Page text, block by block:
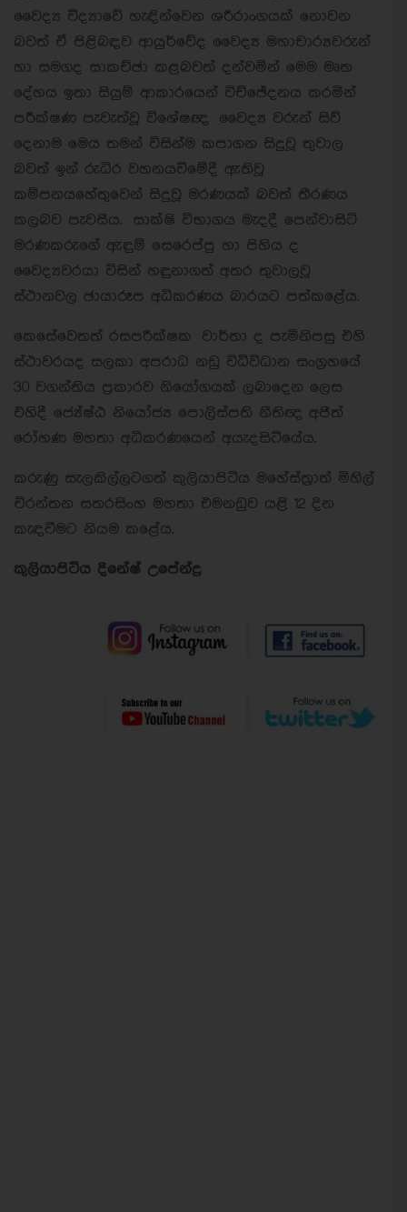
වෛද්‍ය විද්‍යාවේ හැඳින්වෙන ශරීරාංගයක් නොවන
බවත් ඒ පිළිබඳව ආයුර්වේද වෛද්‍ය මහාචාර්‍යවරුන්
හා සමගද සාකච්ඡා කළබවත් දන්වමින් මෙම මෘත
දේහය ඉතා සියුම් ආකාරයෙන් විච්ඡේදනය කරමින්
පරීක්ෂණ පැවැත්වූ විශේෂඥ වෛද්‍ය වරුන් සිව්
දෙනාම මෙය තමන් විසින්ම කපාගන සිදුවූ තුවාල
බවත් ඉන් රුධිර වහනයවීමේදී ඇතිවූ
කම්පනයහේතුවෙන් සිදුවූ මරණයක් බවත් තීරණය
කලබව පැවසීය. සාක්ෂි විභාගය මැදදී පෙන්වාසිටි
මරණකරුගේ ඇඳුම් සෙරෙප්පු හා පිහිය ද
වෛද්‍යවරයා විසින් හඳුනාගත් අතර තුවාලවූ
ස්ථානවල ඡායාරූප අධිකරණය බාරයට පත්කළේය.
කෙසේවෙතත් රසපරීක්ෂක වාර්තා ද පැමිනිපසු එහි
ස්ථාවරයද සලකා අපරාධ නඩු විධිවිධාන සංග්‍රහයේ
30 වගන්තිය ප්‍රකාරව නියෝගයක් ලබාදෙන ලෙස
එහිදී ජ්‍යේෂ්ඨ නියෝජ්‍ය පොලිස්පති නීතිඥ අජිත්
රෝහණ මහතා අධිකරණයෙන් අයැදසිටියේය.
කරුණු සැලකිල්ලටගත් කුලියාපිටිය මහේස්ත්‍රාත් මිහිල්
චිරන්තන සතරසිංහ මහතා එමනඩුව යළි 12 දින
කැඳවීමට නියම කළේය.
කුලියාපිටිය දිනේෂ් උපේන්ද්‍ර